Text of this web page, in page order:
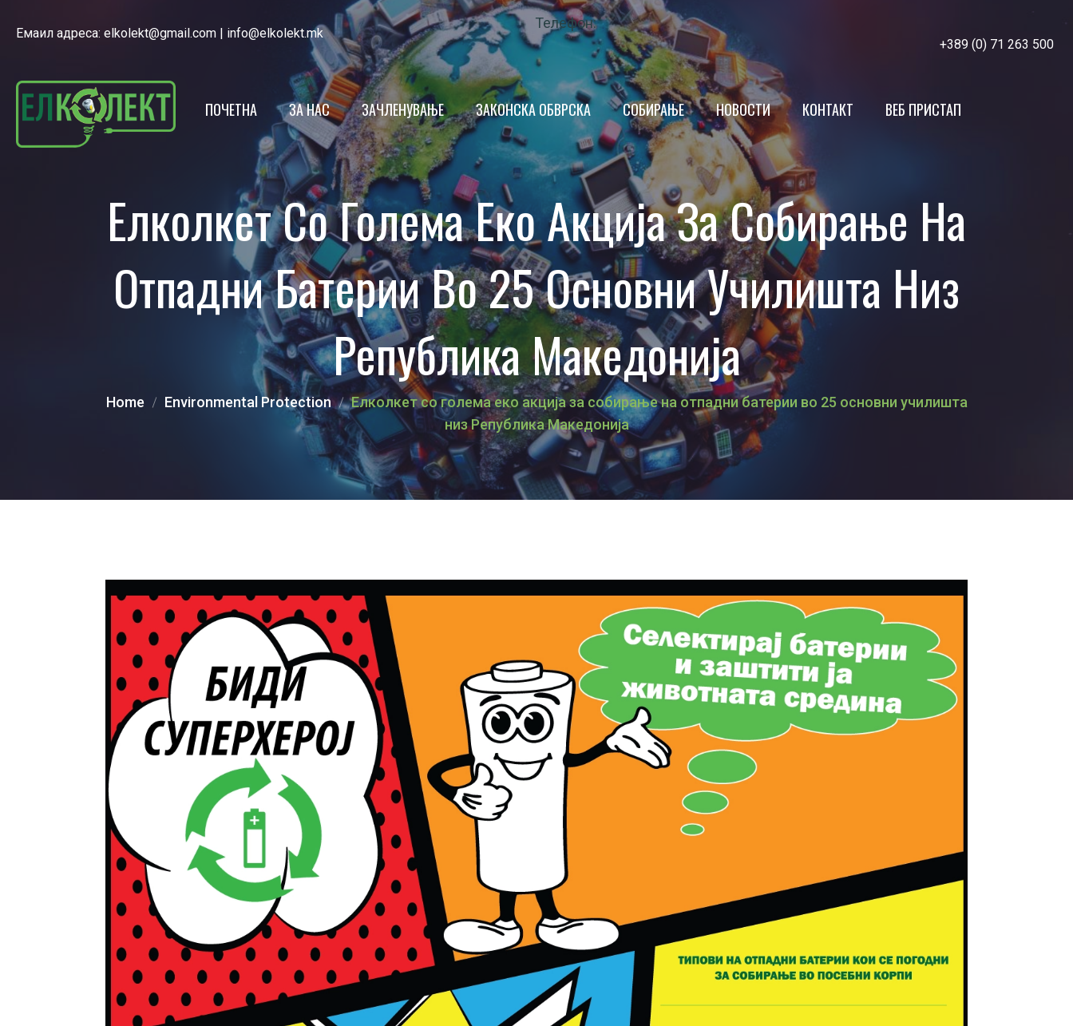
Емаил адреса: elkolekt@gmail.com | info@elkolekt.mk
Телефон:
+389 (0) 71 263 500
ПОЧЕТНА ЗА НАС
ЕЛКОЛЕКТ
ЛИЦЕНЦА
НАШИОТ ТИМ
ЕКО КАЛЕНДАР
ПОЛИТИКА ЗА КВАЛИТЕТ
ЗАЧЛЕНУВАЊЕ ЗАКОНСКА ОБВРСКА
ПРОИЗВОДИТЕЛ
ТРГОВЕЦ
КРАЕН КОРИСНИК
ОПШТИНА
ЗАКОНОДАВСТВО
СОБИРАЊЕ НОВОСТИ КОНТАКТ ВЕБ ПРИСТАП
Членки
Елколкет Со Голема Еко Акција За Собирање На
Отпадни Батерии Во 25 Основни Училишта Низ
Република Македонија
Home Environmental Protection
Елколкет со голема еко акција за собирање на отпадни батерии во 25 основни училишта
низ Република Македонија